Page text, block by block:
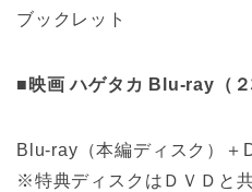
ブックレット
■映画 ハゲタカ Blu-ray（２
Blu-ray（本編ディスク）＋
※特典ディスクはＤＶＤと共